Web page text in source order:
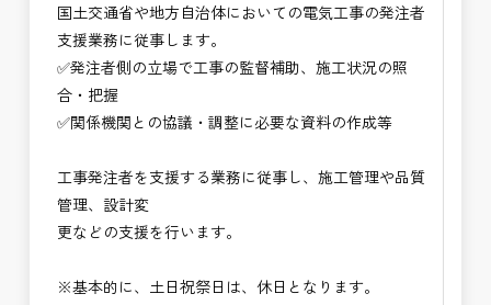
⭐＝＝お祝い金100,000円＝＝⭐
※お祝い金の支給条件は、入社より3ヶ月経過され
た方が対象となります。
その他支給条件の詳細については、問い合わせくだ
さい。
■勤務地について、ご希望のある方は別途ご相談く
ださい。
国土交通省、地方自治体
■発注者支援業務＜希望する業務をお選びくださ
国土交通省や地方自治体においての電気工事の発注者
支援業務に従事します。
✅発注者側の立場で工事の監督補助、施工状況の照
合・把握
✅関係機関との協議・調整に必要な資料の作成等
工事発注者を支援する業務に従事し、施工管理や品質
管理、設計変
更などの支援を行います。
※基本的に、土日祝祭日は、休日となります。